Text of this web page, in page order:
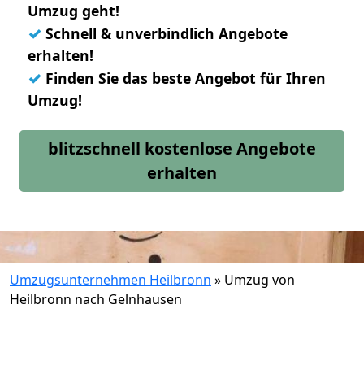
Umzug geht!
✓ Schnell & unverbindlich Angebote
erhalten!
✓ Finden Sie das beste Angebot für Ihren
Umzug!
blitzschnell kostenlose Angebote
erhalten
Umzugsunternehmen Heilbronn » Umzug von
Heilbronn nach Gelnhausen